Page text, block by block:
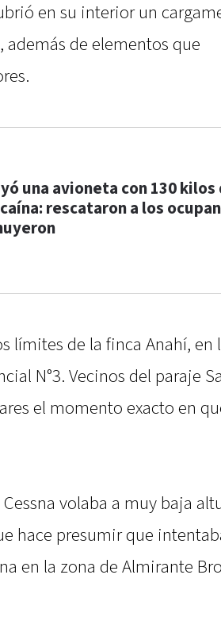
en su interior un
además de elementos que
una avioneta con 130 kilos
rescataron a los
límites de la finca Anahí, en
N°3. Vecinos del paraje
el momento exacto en
volaba a muy baja
hace presumir que
en la zona de Almirante